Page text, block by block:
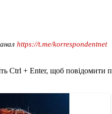
https://t.me/korrespondentnet
Ctrl + Enter, щоб повідомити